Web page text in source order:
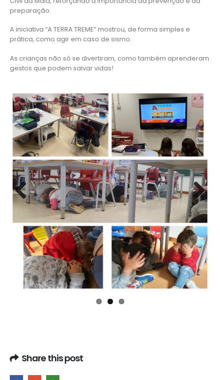
preparação.
A iniciativa “A TERRA TREME” mostrou, de forma simples e
prática, como agir em caso de sismo.
As crianças não só se divertiram, como também aprenderam
gestos que podem salvar vidas!
Previous Next
Share this post